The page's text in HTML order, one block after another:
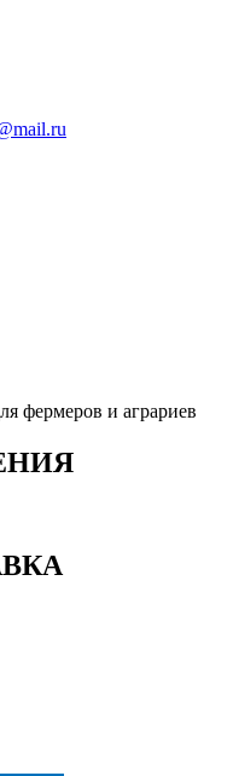
фермеров и аграриев